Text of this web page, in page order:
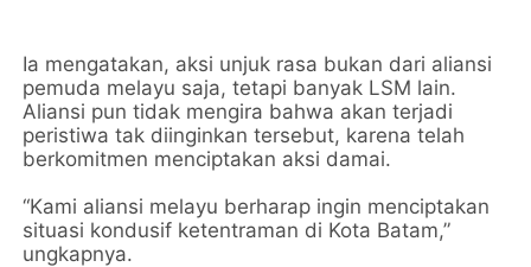
Ia mengatakan, aksi unjuk rasa bukan dari aliansi
pemuda melayu saja, tetapi banyak LSM lain.
Aliansi pun tidak mengira bahwa akan terjadi
peristiwa tak diinginkan tersebut, karena telah
berkomitmen menciptakan aksi damai.
“Kami aliansi melayu berharap ingin menciptakan
situasi kondusif ketentraman di Kota Batam,”
ungkapnya.